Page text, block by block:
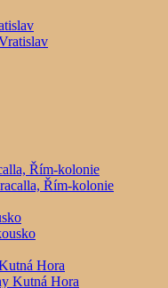
Řím-kolonie
Hora